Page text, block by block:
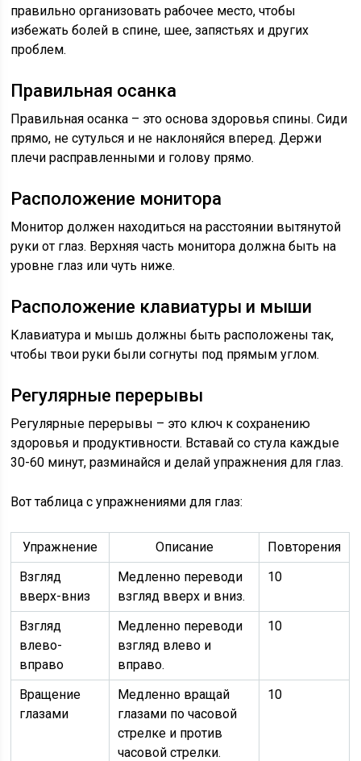
правильно организовать рабочее место, чтобы
избежать болей в спине, шее, запястьях и других
проблем.
Правильная осанка
Правильная осанка – это основа здоровья спины. Сиди
прямо, не сутулься и не наклоняйся вперед. Держи
плечи расправленными и голову прямо.
Расположение монитора
Монитор должен находиться на расстоянии вытянутой
руки от глаз. Верхняя часть монитора должна быть на
уровне глаз или чуть ниже.
Расположение клавиатуры и мыши
Клавиатура и мышь должны быть расположены так,
чтобы твои руки были согнуты под прямым углом.
Регулярные перерывы
Регулярные перерывы – это ключ к сохранению
здоровья и продуктивности. Вставай со стула каждые
30-60 минут, разминайся и делай упражнения для глаз.
Вот таблица с упражнениями для глаз:
Упражнение Описание
Повторения
Взгляд
вверх-вниз
Медленно переводи
взгляд вверх и вниз.
10
Взгляд
влево-
вправо
Медленно переводи
взгляд влево и
вправо.
10
Вращение
глазами
Медленно вращай
глазами по часовой
стрелке и против
часовой стрелки.
10